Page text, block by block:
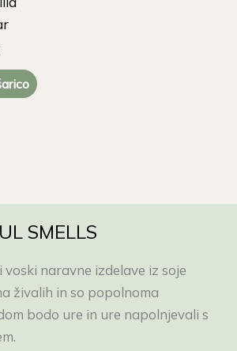
SMELLS
voski naravne izdelave iz soje
živalih in so popolnoma
bodo ure in ure napolnjevali s